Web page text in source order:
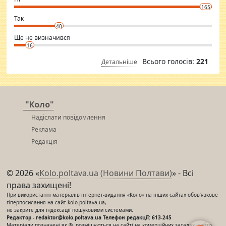
conscious in order to keep yourself fit and regularly go to the health
club.
⇒ sakshimirchandani.com
165
Так
40
Ще не визначився
16
Детальніше Всього голосів: 221
"Коло"
Надіслати повідомлення
Реклама
Редакція
© 2026 «Kolo.poltava.ua (Новини Полтави)» - Всі
права захищені!
При використанні матеріалів інтернет-видання «Коло» на інших сайтах обов’язкове
гіперпосилання на сайт kolo.poltava.ua,
не закрите для індексації пошуковими системами.
Редактор - redaktor@kolo.poltava.ua Телефон редакції: 613-245